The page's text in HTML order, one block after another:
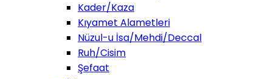
Kader/Kaza
Kıyamet Alametleri
Nüzul-u İsa/Mehdi/Deccal
Ruh/Cisim
Şefaat